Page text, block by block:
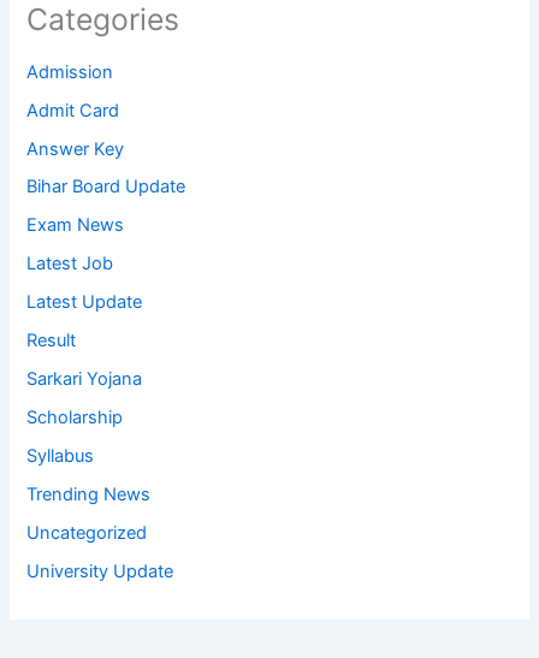
Categories
Admission
Admit Card
Answer Key
Bihar Board Update
Exam News
Latest Job
Latest Update
Result
Sarkari Yojana
Scholarship
Syllabus
Trending News
Uncategorized
University Update